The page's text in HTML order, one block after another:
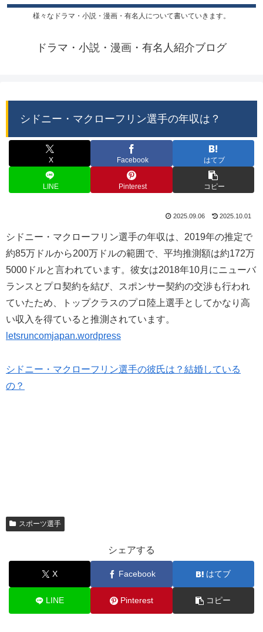
様々なドラマ・小説・漫画・有名人について書いていきます。
ドラマ・小説・漫画・有名人紹介ブログ
シドニー・マクローフリン選手の年収は？
X Facebook はてブ
LINE Pinterest コピー
2025.09.06 2025.10.01
シドニー・マクローフリン選手の年収は、2019年の推定で
約85万ドルから200万ドルの範囲で、平均推測額は約172万
5000ドルと言われています。彼女は2018年10月にニューバ
ランスとプロ契約を結び、スポンサー契約の交渉も行われ
ていたため、トップクラスのプロ陸上選手としてかなり高
い収入を得ていると推測されています。
letsruncomjapan.wordpress
シドニー・マクローフリン選手の彼氏は？結婚している
の？
スポーツ選手
シェアする
X Facebook はてブ
LINE Pinterest コピー